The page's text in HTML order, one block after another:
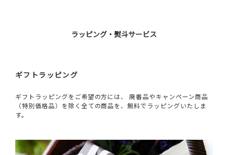
ラッピング・熨斗サービス
ギフトラッピング
ギフトラッピングをご希望の方には、 廃番品やキャンペーン商品
（特別価格品）を除く全ての商品を、無料でラッピングいたしま
す。